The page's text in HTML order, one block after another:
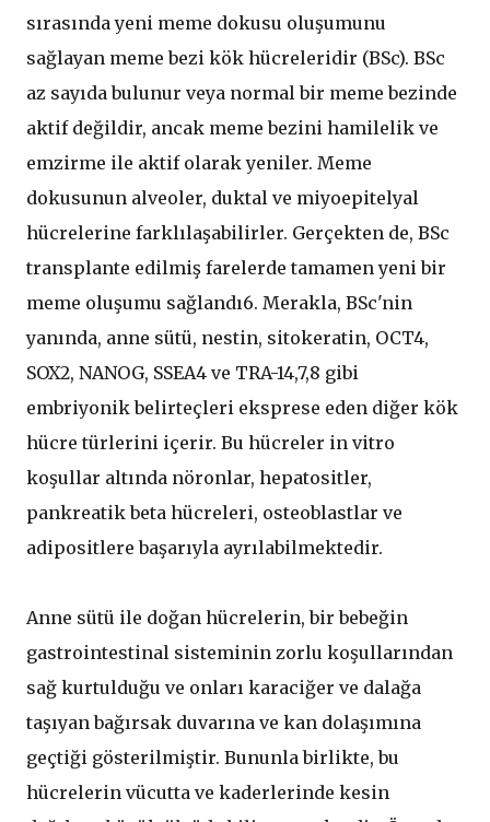
sırasında yeni meme dokusu oluşumunu
sağlayan meme bezi kök hücreleridir (BSc). BSc
az sayıda bulunur veya normal bir meme bezinde
aktif değildir, ancak meme bezini hamilelik ve
emzirme ile aktif olarak yeniler. Meme
dokusunun alveoler, duktal ve miyoepitelyal
hücrelerine farklılaşabilirler. Gerçekten de, BSc
transplante edilmiş farelerde tamamen yeni bir
meme oluşumu sağlandı6. Merakla, BSc'nin
yanında, anne sütü, nestin, sitokeratin, OCT4,
SOX2, NANOG, SSEA4 ve TRA-14,7,8 gibi
embriyonik belirteçleri eksprese eden diğer kök
hücre türlerini içerir. Bu hücreler in vitro
koşullar altında nöronlar, hepatositler,
pankreatik beta hücreleri, osteoblastlar ve
adipositlere başarıyla ayrılabilmektedir.
Anne sütü ile doğan hücrelerin, bir bebeğin
gastrointestinal sisteminin zorlu koşullarından
sağ kurtulduğu ve onları karaciğer ve dalağa
taşıyan bağırsak duvarına ve kan dolaşımına
geçtiği gösterilmiştir. Bununla birlikte, bu
hücrelerin vücutta ve kaderlerinde kesin